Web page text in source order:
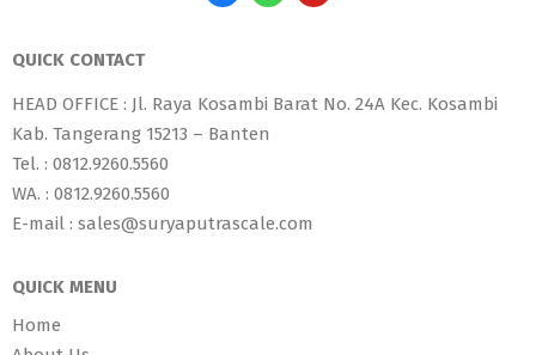
QUICK CONTACT
HEAD OFFICE : Jl. Raya Kosambi Barat No. 24A Kec. Kosambi
Kab. Tangerang 15213 – Banten
Tel. : 0812.9260.5560
WA. : 0812.9260.5560
E-mail : sales@suryaputrascale.com
QUICK MENU
Home